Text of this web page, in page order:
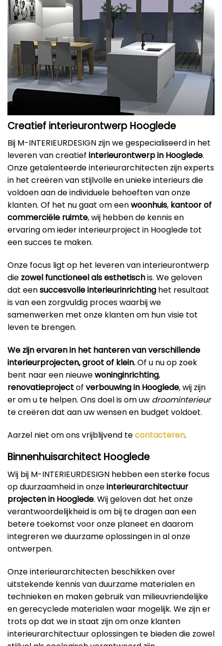
Creatief interieurontwerp Hooglede
Bij M-INTERIEURDESIGN zijn we gespecialiseerd in het
leveren van creatief interieurontwerp in Hooglede.
Onze getalenteerde interieurarchitecten zijn experts
in het creëren van stijlvolle en unieke interieurs die
voldoen aan de individuele behoeften van onze
klanten. Of het nu gaat om eenwoonhuis, kantoorof
commerciële ruimte, wij hebben de kennis en
ervaring om ieder interieurproject in Hooglede tot
een succes te maken.
Onze focus ligt op het leveren van interieurontwerp
die zowel functioneel als esthetischis. We geloven
dat eensuccesvolle interieurinrichting het resultaat
is van een zorgvuldig proces waarbij we
samenwerken met onze klanten om hun visie tot
leven te brengen.
We zijn ervaren in het hanteren van verschillende
interieurprojecten, groot of klein.Of u nu op zoek
bent naar een nieuwewoninginrichting,
renovatieprojectof verbouwing in Hooglede, wij zijn
er om u te helpen. Ons doel is om uw droominterieur
te creëren dat aan uw wensen en budget voldoet.
Aarzel niet om ons vrijblijvend tecontacteren.
Binnenhuisarchitect Hooglede
Wij bij M-INTERIEURDESIGN hebben een sterke focus
op duurzaamheid in onzeinterieurarchitectuur
projecten in Hooglede. Wij geloven dat het onze
verantwoordelijkheid is om bij te dragen aan een
betere toekomst voor onze planeet en daarom
integreren we duurzame oplossingen in al onze
ontwerpen.
Onze interieurarchitecten beschikken over
uitstekende kennis van duurzame materialen en
technieken en maken gebruik van milieuvriendelijke
en gerecyclede materialen waar mogelijk. We zijn er
trots op dat we in staat zijn om onze klanten
interieurarchitectuur oplossingen te bieden die zowel